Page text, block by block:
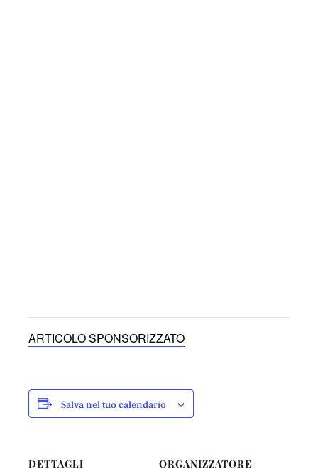
ARTICOLO SPONSORIZZATO
Salva nel tuo calendario
DETTAGLI ORGANIZZATORE